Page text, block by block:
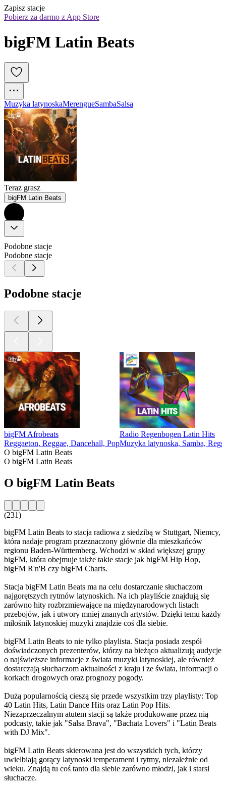
Zapisz stacje
Pobierz za darmo z App Store
bigFM Latin Beats
Muzyka latynoskaMerengueSambaSalsa
Teraz grasz
bigFM Latin Beats
Podobne stacje
Podobne stacje
Podobne stacje
bigFM Afrobeats
Reggaeton, Reggae, Dancehall, Pop
Radio Regenbogen Latin Hits
Muzyka latynoska, Samba,
O bigFM Latin Beats
O bigFM Latin Beats
O bigFM Latin Beats
(231)
bigFM Latin Beats to stacja radiowa z siedzibą w Stuttgart, Niemcy,
która nadaje program przeznaczony głównie dla mieszkańców
regionu Baden-Württemberg. Wchodzi w skład większej grupy
bigFM, która obejmuje także takie stacje jak bigFM Hip Hop,
bigFM R'n'B czy bigFM Charts.
Stacja bigFM Latin Beats ma na celu dostarczanie słuchaczom
najgorętszych rytmów latynoskich. Na ich playliście znajdują się
zarówno hity rozbrzmiewające na międzynarodowych listach
przebojów, jak i utwory mniej znanych artystów. Dzięki temu każdy
miłośnik latynoskiej muzyki znajdzie coś dla siebie.
bigFM Latin Beats to nie tylko playlista. Stacja posiada zespół
doświadczonych prezenterów, którzy na bieżąco aktualizują audycje
o najświeższe informacje z świata muzyki latynoskiej, ale również
dostarczają słuchaczom aktualności z kraju i ze świata, informacji o
korkach drogowych oraz prognozy pogody.
Dużą popularnością cieszą się przede wszystkim trzy playlisty: Top
40 Latin Hits, Latin Dance Hits oraz Latin Pop Hits.
Niezaprzeczalnym atutem stacji są także produkowane przez nią
podcasty, takie jak "Salsa Brava", "Bachata Lovers" i "Latin Beats
with DJ Mix".
bigFM Latin Beats skierowana jest do wszystkich tych, którzy
uwielbiają gorący latynoski temperament i rytmy, niezależnie od
wieku. Znajdą tu coś tanto dla siebie zarówno młodzi, jak i starsi
słuchacze.